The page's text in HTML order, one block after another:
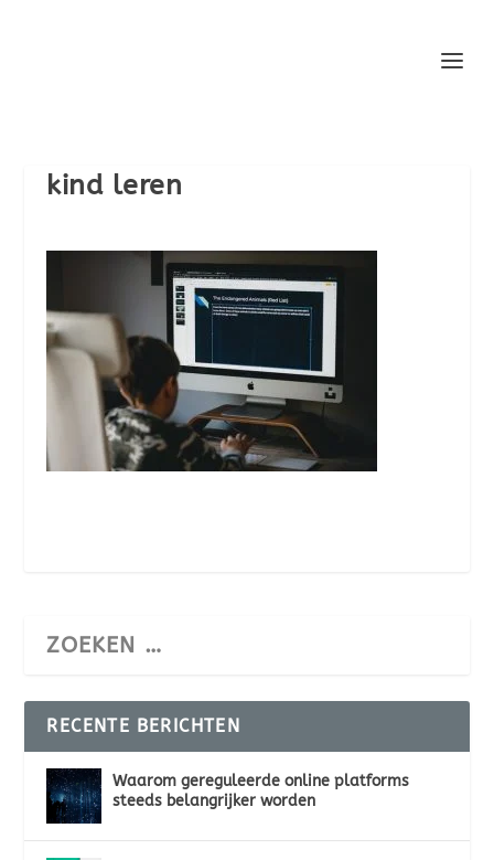
kind leren
RECENTE BERICHTEN
Waarom gereguleerde online platforms
steeds belangrijker worden